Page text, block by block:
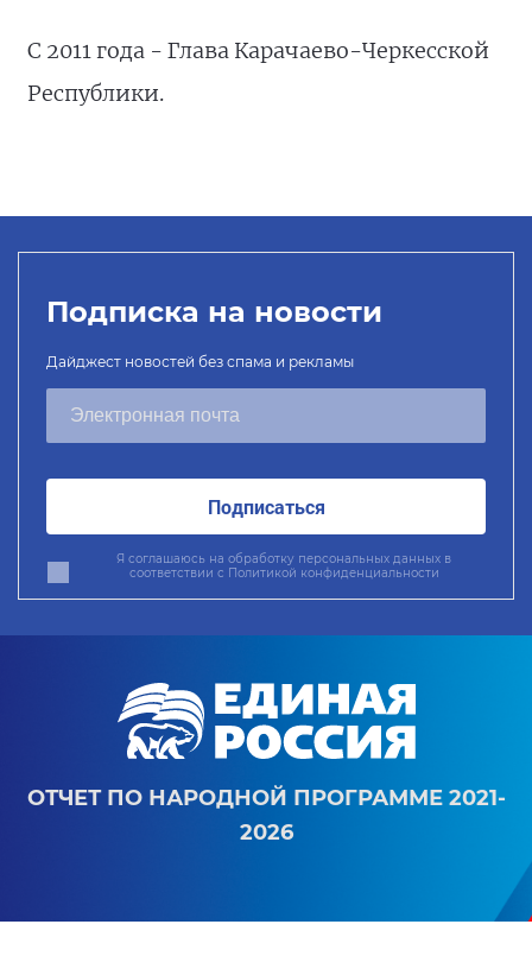
С 2011 года - Глава Карачаево-Черкесской
Республики.
Подписка на новости
Дайджест новостей без спама и рекламы
Подписаться
Я соглашаюсь на обработку персональных данных в
соответствии с Политикой конфиденциальности
ОТЧЕТ ПО НАРОДНОЙ ПРОГРАММЕ 2021-
2026